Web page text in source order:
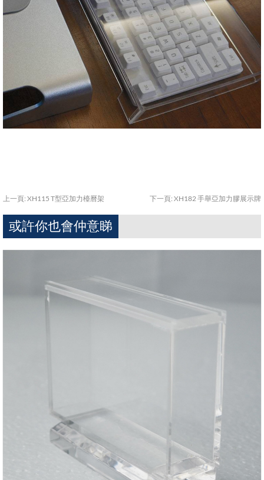
上一頁: XH115 T型亞加力檯曆架 下一頁: XH182 手舉亞加力膠展示牌
或許你也會仲意睇